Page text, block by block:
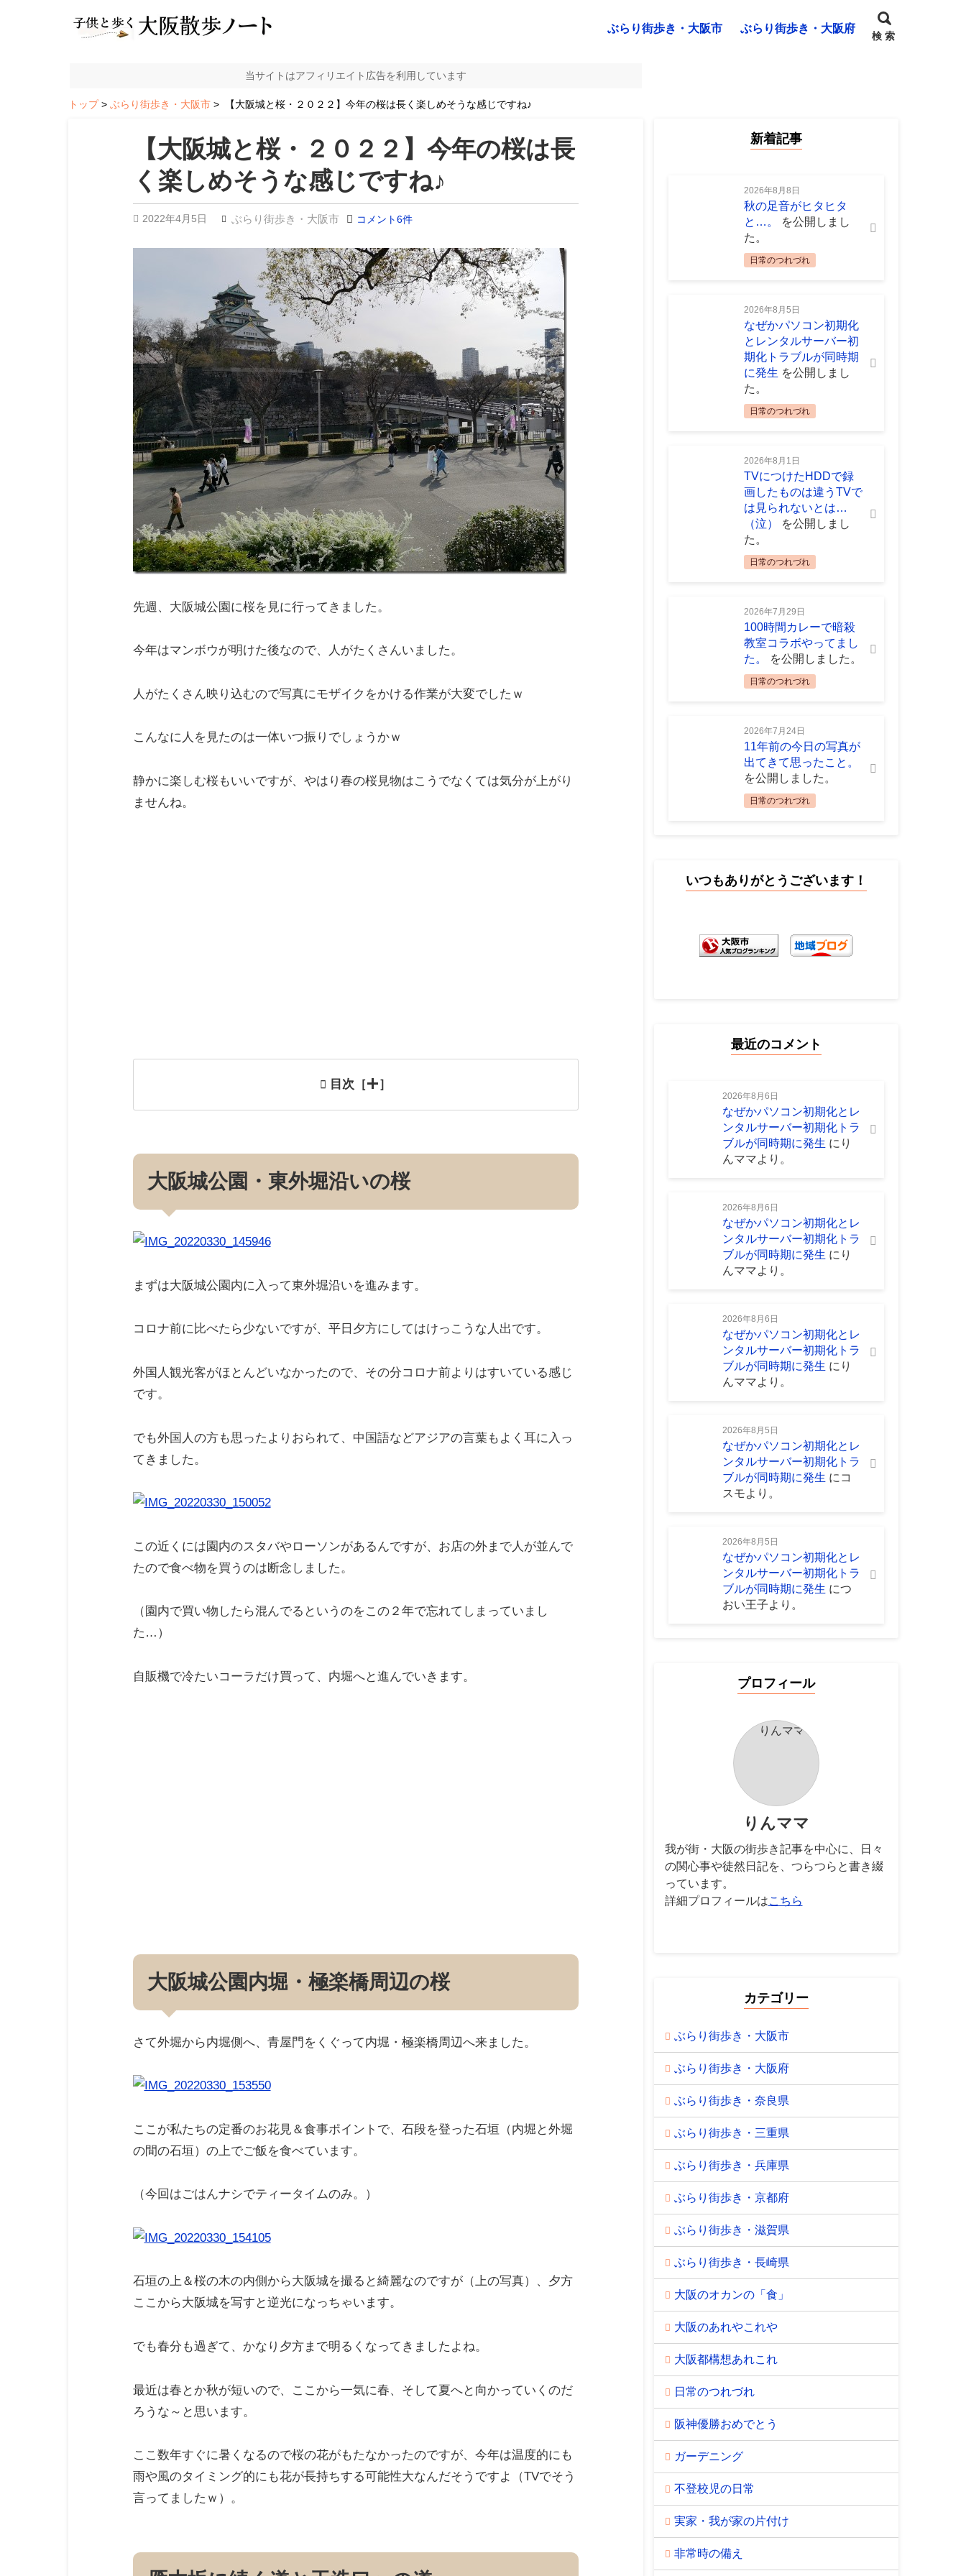
ぶらり街歩き・大阪市 ぶらり街歩き・大阪府
検 索
当サイトはアフィリエイト広告を利用しています
トップ ぶらり街歩き・大阪市 【大阪城と桜・２０２２】今年の桜は長く楽しめそうな感じですね♪
【大阪城と桜・２０２２】今年の桜は長
く楽しめそうな感じですね♪
2022年4月5日 ぶらり街歩き・大阪市 コメント6件
先週、大阪城公園に桜を見に行ってきました。
今年はマンボウが明けた後なので、人がたくさんいました。
人がたくさん映り込むので写真にモザイクをかける作業が大変でしたｗ
こんなに人を見たのは一体いつ振りでしょうかｗ
静かに楽しむ桜もいいですが、やはり春の桜見物はこうでなくては気分が上がり
ませんね。
目次［ ］
大阪城公園・東外堀沿いの桜
まずは大阪城公園内に入って東外堀沿いを進みます。
コロナ前に比べたら少ないですが、平日夕方にしてはけっこうな人出です。
外国人観光客がほとんどいなかったので、その分コロナ前よりはすいている感じ
です。
でも外国人の方も思ったよりおられて、中国語などアジアの言葉もよく耳に入っ
てきました。
この近くには園内のスタバやローソンがあるんですが、お店の外まで人が並んで
たので食べ物を買うのは断念しました。
（園内で買い物したら混んでるというのをこの２年で忘れてしまっていまし
た…）
自販機で冷たいコーラだけ買って、内堀へと進んでいきます。
大阪城公園内堀・極楽橋周辺の桜
さて外堀から内堀側へ、青屋門をくぐって内堀・極楽橋周辺へ来ました。
ここが私たちの定番のお花見＆食事ポイントで、石段を登った石垣（内堀と外堀
の間の石垣）の上でご飯を食べています。
（今回はごはんナシでティータイムのみ。）
石垣の上＆桜の木の内側から大阪城を撮ると綺麗なのですが（上の写真）、夕方
ここから大阪城を写すと逆光になっちゃいます。
でも春分も過ぎて、かなり夕方まで明るくなってきましたよね。
最近は春とか秋が短いので、ここから一気に春、そして夏へと向かっていくのだ
ろうな～と思います。
ここ数年すぐに暑くなるので桜の花がもたなかったのですが、今年は温度的にも
雨や風のタイミング的にも花が長持ちする可能性大なんだそうですよ（TVでそう
言ってましたｗ）。
新着記事
2026年8月8日
秋の足音がヒタヒタ
と…。
を公開しまし
た。
日常のつれづれ
2026年8月5日
なぜかパソコン初期化
とレンタルサーバー初
期化トラブルが同時期
に発生 を公開しまし
た。
日常のつれづれ
2026年8月1日
TVにつけたHDDで録
画したものは違うTVで
は見られないとは…
（泣）
を公開しまし
た。
日常のつれづれ
2026年7月29日
100時間カレーで暗殺
教室コラボやってまし
た。
を公開しました。
日常のつれづれ
2026年7月24日
11年前の今日の写真が
出てきて思ったこと。
を公開しました。
日常のつれづれ
いつもありがとうございます！
最近のコメント
2026年8月6日
なぜかパソコン初期化とレ
ンタルサーバー初期化トラ
ブルが同時期に発生 に り
んママより。
2026年8月6日
なぜかパソコン初期化とレ
ンタルサーバー初期化トラ
ブルが同時期に発生 に り
んママより。
2026年8月6日
なぜかパソコン初期化とレ
ンタルサーバー初期化トラ
ブルが同時期に発生 に り
んママより。
2026年8月5日
なぜかパソコン初期化とレ
ンタルサーバー初期化トラ
ブルが同時期に発生 に コ
スモより。
2026年8月5日
なぜかパソコン初期化とレ
ンタルサーバー初期化トラ
ブルが同時期に発生 につ
おい王子より。
プロフィール
りんママ
我が街・大阪の街歩き記事を中心に、日々
の関心事や徒然日記を、つらつらと書き綴
っています。
詳細プロフィールはこちら
カテゴリー
ぶらり街歩き・大阪市
ぶらり街歩き・大阪府
ぶらり街歩き・奈良県
ぶらり街歩き・三重県
ぶらり街歩き・兵庫県
ぶらり街歩き・京都府
ぶらり街歩き・滋賀県
ぶらり街歩き・長崎県
大阪のオカンの「食」
大阪のあれやこれや
大阪都構想あれこれ
日常のつれづれ
阪神優勝おめでとう
ガーデニング
不登校児の日常
実家・我が家の片付け
非常時の備え